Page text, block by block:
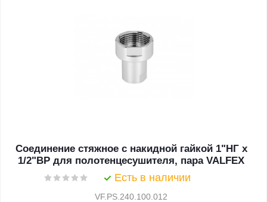
Соединение стяжное с накидной гайкой 1"НГ х
1/2"ВР для полотенцесушителя, пара VALFEX
Есть в наличии
VF.PS.240.100.012